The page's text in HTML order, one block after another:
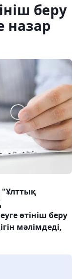
беру
назар
"Ұлттық
өтініш беру
мәлімдеді,